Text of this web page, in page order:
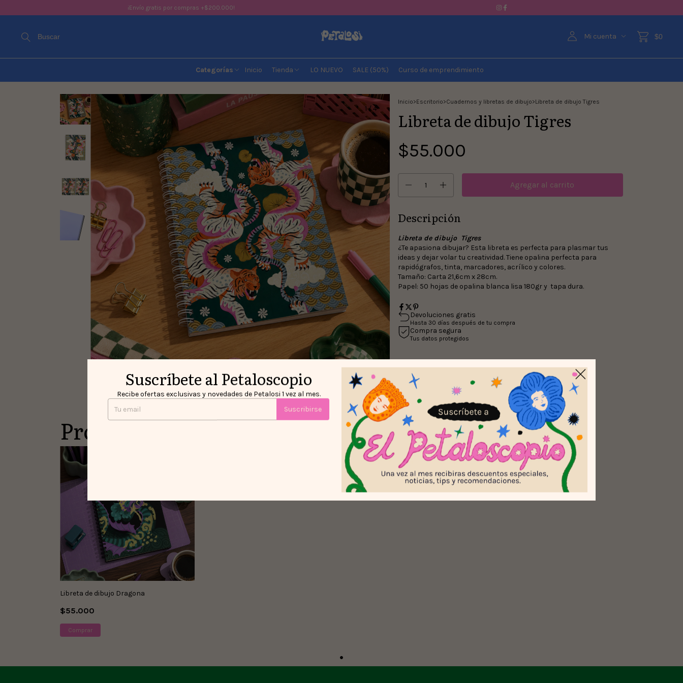
¡Envío gratis por compras +$200.000!
Buscar Mi cuenta $0
Categorías Inicio Tienda LO NUEVO SALE (50%) Curso de emprendimiento
1/4
Inicio>Escritorio>Cuadernos y libretas de dibujo>Libreta de dibujo Tigres
Libreta de dibujo Tigres
$55.000
Descripción
Libreta de dibujo Tigres
¿Te apasiona dibujar? Esta libreta es perfecta para plasmar tus
ideas y dejar volar tu creatividad. Tiene opalina perfecta para
rapidógrafos, tinta, marcadores, acrílico y colores.
Tamaño: Carta 21,6cm x 28cm.
Papel: 50 hojas de opalina blanca lisa 180gr y tapa dura.
Devoluciones gratis
Hasta 30 días después de tu compra
Compra segura
Tus datos protegidos
Productos similares
Libreta de dibujo Dragona
$55.000
Suscríbete al Petaloscopio
Recibe ofertas exclusivas y novedades de Petalosi 1 vez al mes.
Suscribirse